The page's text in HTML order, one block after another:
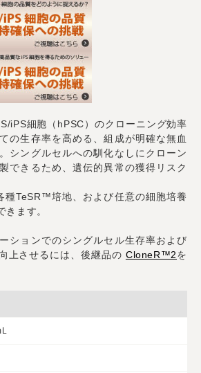
iPS細胞（hPSC）のクローニング効率
の生存率を高める、組成が明確な無血
シングルセルへの馴化なしにクローン
できるため、遺伝的異常の獲得リスク
種TeSR™培地、および任意の細胞培養
きます。
ションでのシングルセル生存率および
上させるには、後継品の CloneR™2を